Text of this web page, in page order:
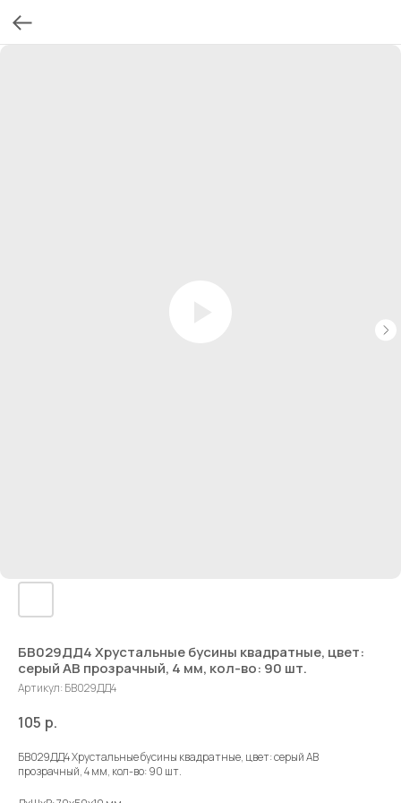
БВ029ДД4 Хрустальные бусины квадратные, цвет:
серый AB прозрачный, 4 мм, кол-во: 90 шт.
Артикул: БВ029ДД4
105 р.
БВ029ДД4 Хрустальные бусины квадратные, цвет: серый AB
прозрачный, 4 мм, кол-во: 90 шт.